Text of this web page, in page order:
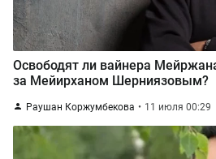
Освободят ли вайнера
за Мейирханом Шерниязовым?
Раушан Коржумбекова 11 июля 00:29